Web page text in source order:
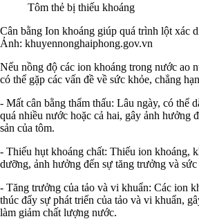
Tôm thẻ bị thiếu khoáng
Cân bằng Ion khoáng giúp quá trình lột xác
Ảnh: khuyennonghaiphong.gov.vn
Nếu nồng độ các ion khoáng trong nước ao
có thể gặp các vấn đề về sức khỏe, chẳng
- Mất cân bằng thẩm thấu: Lâu ngày, có thể
quá nhiều nước hoặc cả hai, gây ảnh hưởng
sản của tôm.
- Thiếu hụt khoáng chất: Thiếu ion khoáng,
dưỡng, ảnh hưởng đến sự tăng trưởng và
- Tăng trưởng của tảo và vi khuẩn: Các ion
thúc đẩy sự phát triển của tảo và vi khuẩn,
làm giảm chất lượng nước.